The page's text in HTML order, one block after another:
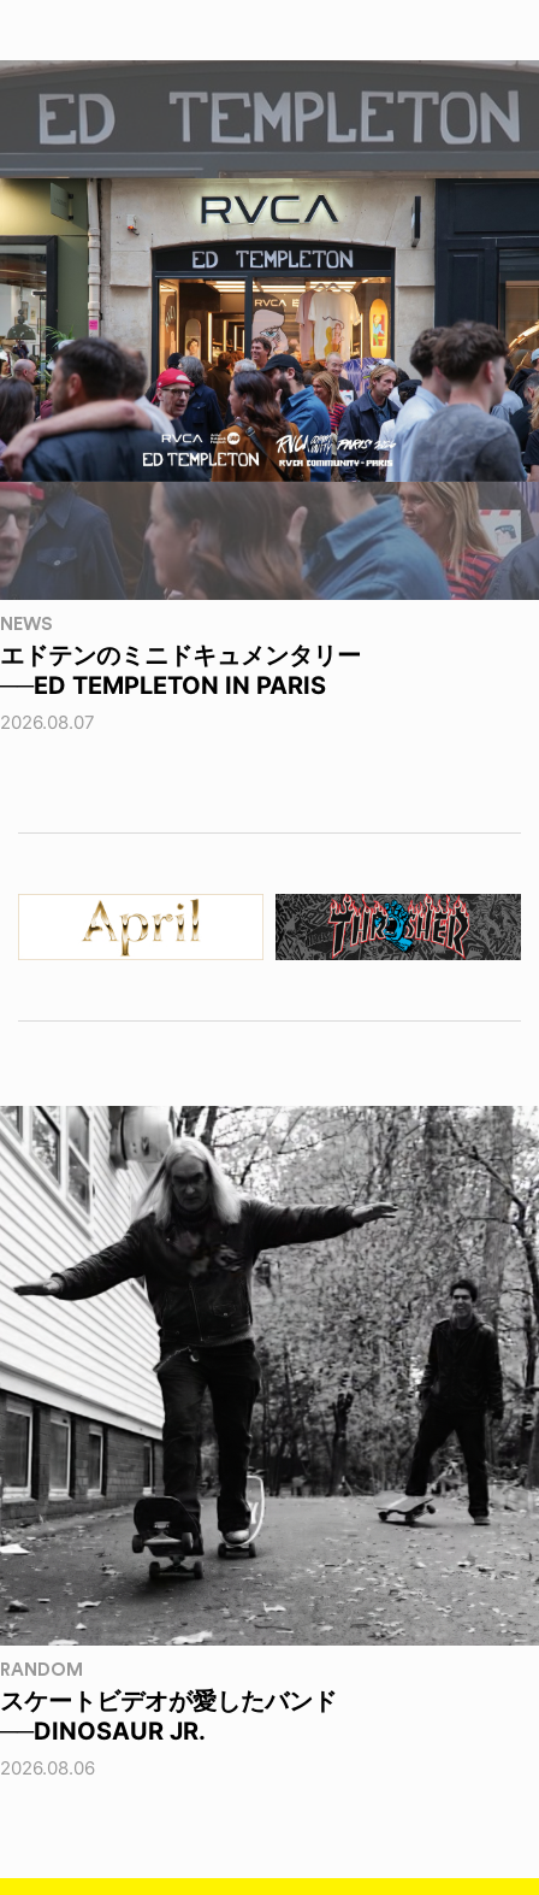
NEWS
エドテンのミニドキュメンタリー
──ED TEMPLETON IN PARIS
2026.08.07
RANDOM
スケートビデオが愛したバンド
──DINOSAUR JR.
2026.08.06